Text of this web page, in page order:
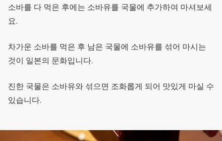
소바를 다 먹은 후에는 소바유를 국물에 추가하여 마셔보세
요.
차가운 소바를 먹은 후 남은 국물에 소바유를 섞어 마시는
것이 일본의 문화입니다.
진한 국물은 소바유와 섞으면 조화롭게 되어 맛있게 마실 수
있습니다.